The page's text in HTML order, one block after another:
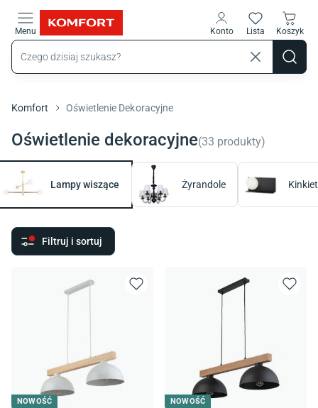
Menu Konto Lista Koszyk
Komfort Oświetlenie Dekoracyjne
Oświetlenie dekoracyjne(33 produkty)
Lampy wiszące Żyrandole
Filtruj i sortuj
NOWOŚĆ NOWOŚĆ